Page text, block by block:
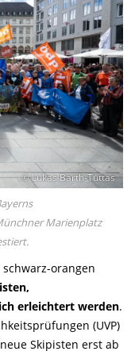
© Lukas Barth-Tuttas
Marienplatz
orangen
erleichtert werden.
(UVP)
Skipisten erst ab